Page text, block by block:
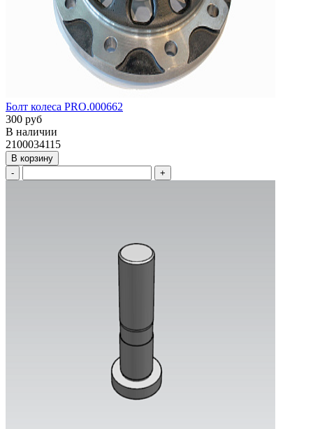
Болт колеса PRO.000662
300 руб
В наличии
2100034115
В корзину
-
+